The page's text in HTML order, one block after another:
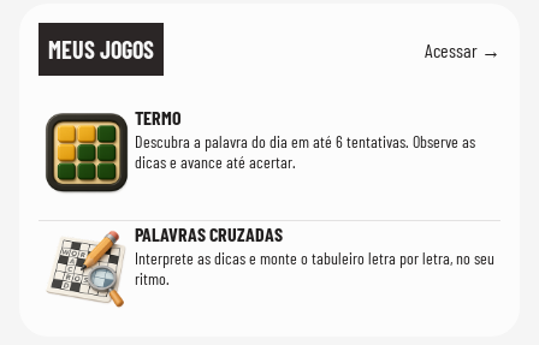
MEUS JOGOS Acessar →
TERMO
Descubra a palavra do dia em até 6 tentativas. Observe as
dicas e avance até acertar.
PALAVRAS CRUZADAS
Interprete as dicas e monte o tabuleiro letra por letra, no seu
ritmo.